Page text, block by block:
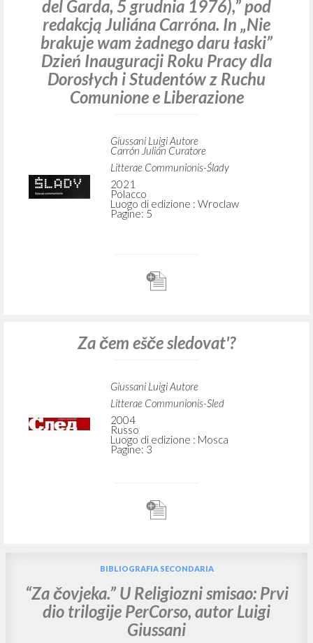
del Garda, 5 grudnia 1976),” pod
redakcją Juliána Carróna. In „Nie
brakuje wam żadnego daru łaski”
Dzień Inauguracji Roku Pracy dla
Dorosłych i Studentów z Ruchu
Comunione e Liberazione
Giussani Luigi Autore
Carrón Julián Curatore
Litterae Communionis-Ślady
2021
Polacco
Luogo di edizione : Wroclaw
Pagine: 5
Za čem ešče sledovat'?
Giussani Luigi Autore
Litterae Communionis-Sled
2004
Russo
Luogo di edizione : Mosca
Pagine: 3
BIBLIOGRAFIA SECONDARIA
“Za čovjeka.” U Religiozni smisao: Prvi
dio trilogije PerCorso, autor Luigi
Giussani